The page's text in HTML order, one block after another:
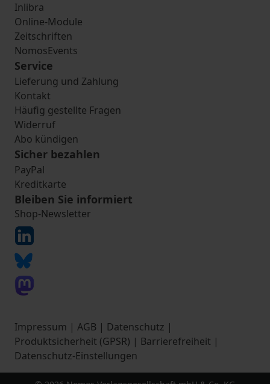
Inlibra
Online-Module
Zeitschriften
NomosEvents
Service
Lieferung und Zahlung
Kontakt
Häufig gestellte Fragen
Widerruf
Abo kündigen
Sicher bezahlen
PayPal
Kreditkarte
Bleiben Sie informiert
Shop-Newsletter
Impressum | AGB | Datenschutz |
Produktsicherheit (GPSR) | Barrierefreiheit |
Datenschutz-Einstellungen